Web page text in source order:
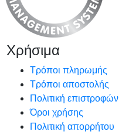
Χρήσιμα
Τρόποι πληρωμής
Τρόποι αποστολής
Πολιτική επιστροφών
Όροι χρήσης
Πολιτική απορρήτου